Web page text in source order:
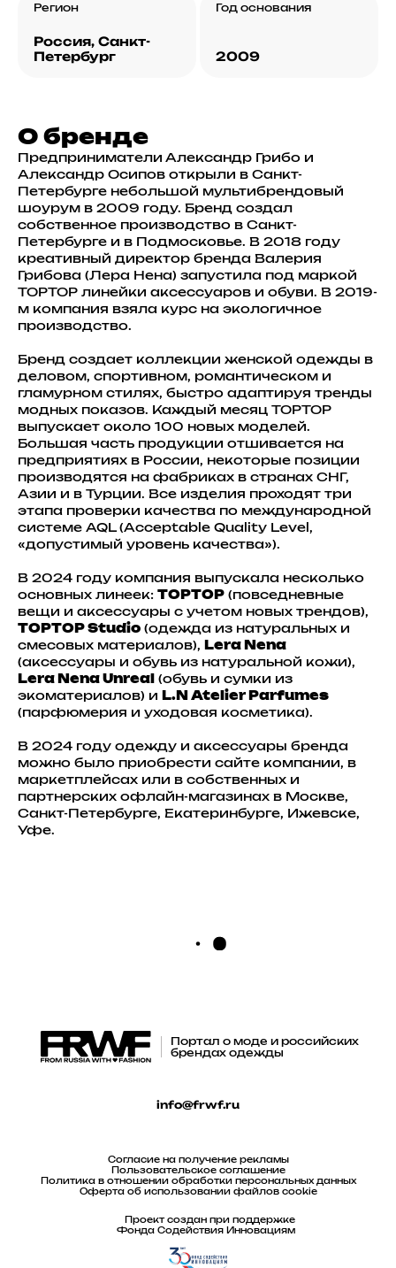
Регион
Россия, Санкт-
Петербург
Год основания
2009
О бренде
Предприниматели Александр Грибо и
Александр Осипов открыли в Санкт-
Петербурге небольшой мультибрендовый
шоурум в 2009 году. Бренд создал
собственное производство в Санкт-
Петербурге и в Подмосковье. В 2018 году
креативный директор бренда Валерия
Грибова (Лера Нена) запустила под маркой
TOPTOP линейки аксессуаров и обуви. В 2019-
м компания взяла курс на экологичное
производство.
Бренд создает коллекции женской одежды в
деловом, спортивном, романтическом и
гламурном стилях, быстро адаптируя тренды
модных показов. Каждый месяц TOPTOP
выпускает около 100 новых моделей.
Большая часть продукции отшивается на
предприятиях в России, некоторые позиции
производятся на фабриках в странах СНГ,
Азии и в Турции. Все изделия проходят три
этапа проверки качества по международной
системе AQL (Acceptable Quality Level,
«допустимый уровень качества»).
В 2024 году компания выпускала несколько
основных линеек: TOPTOP (повседневные
вещи и аксессуары с учетом новых трендов),
TOPTOP Studio (одежда из натуральных и
смесовых материалов), Lera Nena
(аксессуары и обувь из натуральной кожи),
Lera Nena Unreal (обувь и сумки из
экоматериалов) и L.N Atelier Parfumes
(парфюмерия и уходовая косметика).
В 2024 году одежду и аксессуары бренда
можно было приобрести сайте компании, в
маркетплейсах или в собственных и
партнерских офлайн-магазинах в Москве,
Санкт-Петербурге, Екатеринбурге, Ижевске,
Уфе.
Портал о моде и российских
брендах одежды
info@frwf.ru
Согласие на получение рекламы
Пользовательское соглашение
Политика в отношении обработки персональных данных
Оферта об использовании файлов cookie
Проект создан при поддержке
Фонда Содействия Инновациям